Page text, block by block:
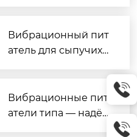
Вибрационный пит
атель для сыпучих
жная подача без пр
остоев
Вибрационные пит
атели типа — надёж